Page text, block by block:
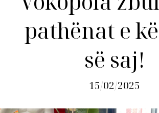
pathënat e
së saj!
15/02/2025